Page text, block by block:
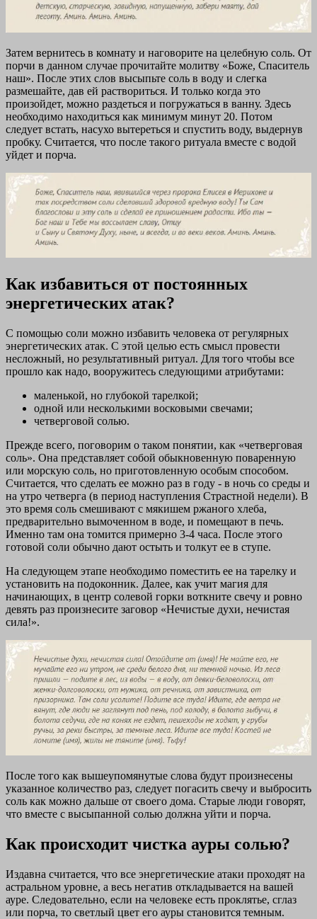
Затем вернитесь в комнату и наговорите на целебную соль. От
порчи в данном случае прочитайте молитву «Боже, Спаситель
наш». После этих слов высыпьте соль в воду и слегка
размешайте, дав ей раствориться. И только когда это
произойдет, можно раздеться и погружаться в ванну. Здесь
необходимо находиться как минимум минут 20. Потом
следует встать, насухо вытереться и спустить воду, выдернув
пробку. Считается, что после такого ритуала вместе с водой
уйдет и порча.
Как избавиться от постоянных
энергетических атак?
С помощью соли можно избавить человека от регулярных
энергетических атак. С этой целью есть смысл провести
несложный, но результативный ритуал. Для того чтобы все
прошло как надо, вооружитесь следующими атрибутами:
маленькой, но глубокой тарелкой;
одной или несколькими восковыми свечами;
четверговой солью.
Прежде всего, поговорим о таком понятии, как «четверговая
соль». Она представляет собой обыкновенную поваренную
или морскую соль, но приготовленную особым способом.
Считается, что сделать ее можно раз в году - в ночь со среды и
на утро четверга (в период наступления Страстной недели). В
это время соль смешивают с мякишем ржаного хлеба,
предварительно вымоченном в воде, и помещают в печь.
Именно там она томится примерно 3-4 часа. После этого
готовой соли обычно дают остыть и толкут ее в ступе.
На следующем этапе необходимо поместить ее на тарелку и
установить на подоконник. Далее, как учит магия для
начинающих, в центр солевой горки воткните свечу и ровно
девять раз произнесите заговор «Нечистые духи, нечистая
сила!».
После того как вышеупомянутые слова будут произнесены
указанное количество раз, следует погасить свечу и выбросить
соль как можно дальше от своего дома. Старые люди говорят,
что вместе с высыпанной солью должна уйти и порча.
Как происходит чистка ауры солью?
Издавна считается, что все энергетические атаки проходят на
астральном уровне, а весь негатив откладывается на вашей
ауре. Следовательно, если на человеке есть проклятье, сглаз
или порча, то светлый цвет его ауры становится темным.